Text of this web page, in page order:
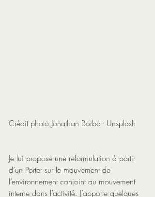
Crédit photo Jonathan Borba - Unsplash
Je lui propose une reformulation à partir
d’un Porter sur le mouvement de
l’environnement conjoint au mouvement
interne dans l’activité. J’apporte quelques